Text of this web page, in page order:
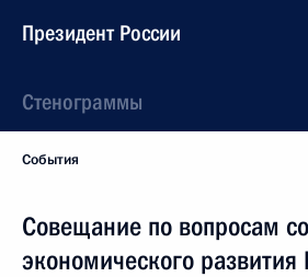
Президент России
Стенограммы
События
Совещание по вопросам
экономического